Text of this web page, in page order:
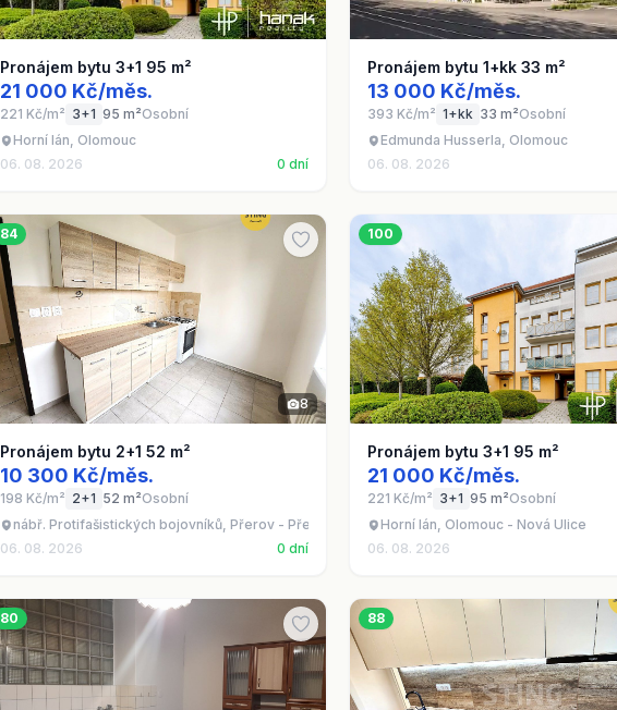
Pronájem bytu 3+1 95 m²
21 000 Kč/měs.
221 Kč/m² 3+1 95 m²Osobní
Horní lán, Olomouc
06. 08. 2026
0 dní
Pronájem bytu 1+kk 33 m²
13 000 Kč/měs.
393 Kč/m² 1+kk 33 m²Osobní
Edmunda Husserla, Olomouc
06. 08. 2026
84
8
Pronájem bytu 2+1 52 m²
10 300 Kč/měs.
198 Kč/m² 2+1 52 m²Osobní
nábř. Protifašistických bojovníků, Přerov - Přerov I-Město
06. 08. 2026
0 dní
100
Pronájem bytu 3+1 95 m²
21 000 Kč/měs.
221 Kč/m² 3+1 95 m²Osobní
Horní lán, Olomouc - Nová Ulice
06. 08. 2026
80 88